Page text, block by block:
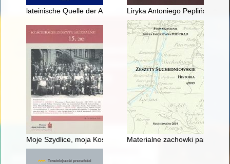
lateinische Quelle der Adalbert-Vita des Nikolaus von
Liryka Antoniego Peplińskiego
Moje Szydlice, moja Kościerzyna, moja Polska
Materialne zachowki pamięci